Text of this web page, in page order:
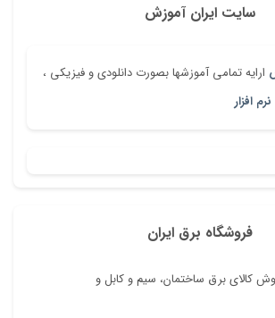
سایت ایران آموزش
ارایه تمامی آموزشها بصورت دانلودی و فیزیکی ،
افزار
فروشگاه برق ایران
کالای برق ساختمان، سیم و کابل و